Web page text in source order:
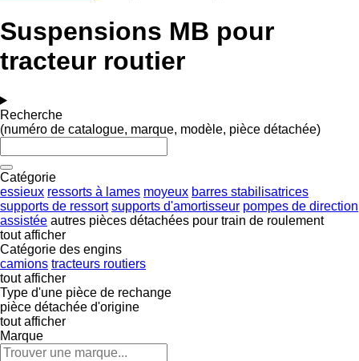
Suspensions MB pour
tracteur routier
Recherche
(numéro de catalogue, marque, modèle, pièce détachée)
Catégorie
essieux ressorts à lames moyeux barres stabilisatrices
supports de ressort supports d'amortisseur pompes de direction
assistée autres pièces détachées pour train de roulement
tout afficher
Catégorie des engins
camions tracteurs routiers
tout afficher
Type d'une pièce de rechange
pièce détachée d'origine
tout afficher
Marque